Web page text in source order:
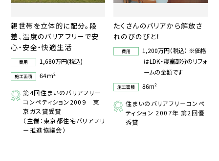
親世帯を立体的に配分。段
差、温度のバリアフリーで安
心・安全・快適生活
費用 1,680万円(税込)
施工面積
64ｍ²
第4回住まいのバリアフリー
コンペティション2009 東
京ガス賞受賞
（主催：東京都住宅バリアフリ
ー推進協議会）
たくさんのバリアから解放さ
れのびのびと！
費用
1,200万円（税込） ※価格
はLDK・寝室部分のリフォ
ームの金額です
施工面積
86m²
住まいのバリアフリーコンペ
ティション 2007年 第2回優
秀賞